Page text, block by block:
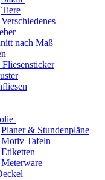
Tiere
Verschiedenes
nach Maß
Planer & Stundenpläne
Motiv Tafeln
Etiketten
Meterware